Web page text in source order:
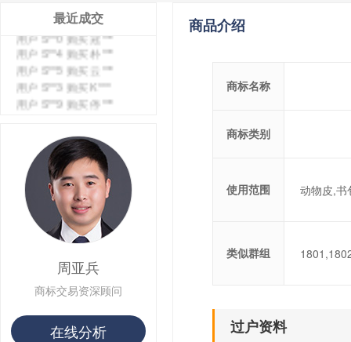
最近成交
用户 S**6 购买 七***
用户 S**0 购买 冠***
用户 S**4 购买 朴***
用户 S**5 购买 云***
用户 S**3 购买 K***
用户 S**9 购买 停***
用户 S**0 购买 V***
用户 S**8 购买 专***
用户 S**14 购买 宅***
用户 S**26 购买 图***
用户 S**10 购买 侯***
用户 S**16 购买 火***
用户 S**25 购买 水***
用户 S**33 购买 巴***
用户 S**19 购买 T***
用户 S**22 购买 茶***
周亚兵
商标交易资深顾问
在线分析
商品介绍
商标名称
商标类别
使用范围 动物皮,书
类似群组
过户资料